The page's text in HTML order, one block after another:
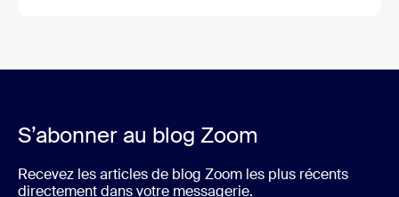
S’abonner au blog Zoom
Recevez les articles de blog Zoom les plus récents
directement dans votre messagerie.